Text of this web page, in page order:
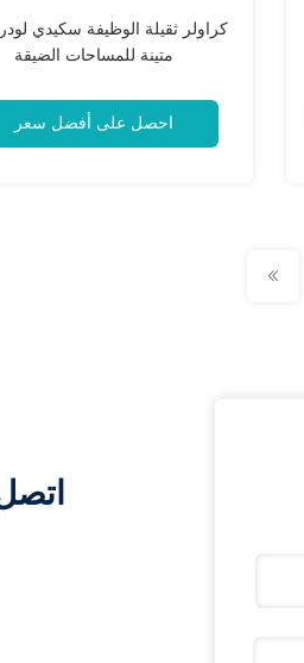
كراولر ثقيلة الوظيفة سكيدي
متينة للمساحات الضيقة
احصل على أفضل سعر